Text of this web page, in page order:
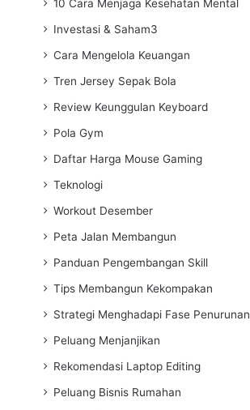
10 Cara Menjaga Kesehatan Mental
Investasi & Saham3
Cara Mengelola Keuangan
Tren Jersey Sepak Bola
Review Keunggulan Keyboard
Pola Gym
Daftar Harga Mouse Gaming
Teknologi
Workout Desember
Peta Jalan Membangun
Panduan Pengembangan Skill
Tips Membangun Kekompakan
Strategi Menghadapi Fase Penurunan
Peluang Menjanjikan
Rekomendasi Laptop Editing
Peluang Bisnis Rumahan